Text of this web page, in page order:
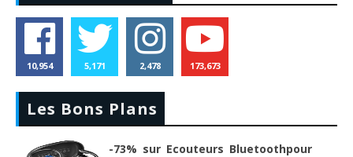
10,954 5,171 2,478 173,673
Les Bons Plans
-73% sur Ecouteurs Bluetoothpour